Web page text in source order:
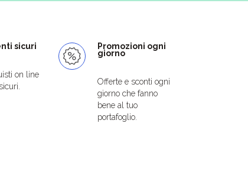
sicuri
on line
Promozioni ogni
giorno
Offerte e sconti ogni
giorno che fanno
bene al tuo
portafoglio.